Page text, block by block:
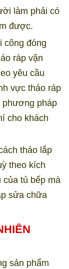
làm phải có
được.
công đóng
ráp vận
yêu cầu
vực tháo ráp
phương pháp
cho khách
tháo lắp
theo kích
của tủ bếp mà
sửa chữa
sản phẩm